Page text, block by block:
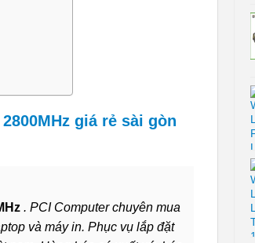
giá rẻ sài gòn
. PCI Computer chuyên mua
và máy in. Phục vụ lắp đặt